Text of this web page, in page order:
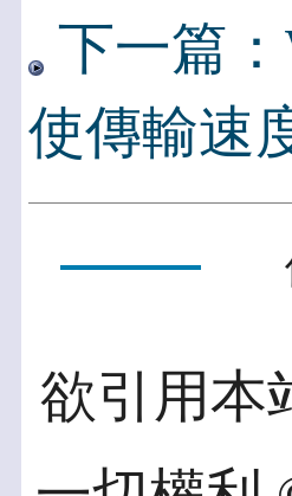
下一篇
使傳輸速
欲引用本